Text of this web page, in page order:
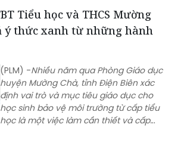
(PLM) -
Nhiều năm qua Phòng Giáo dục
định vai trò và mục tiêu giáo dục cho
học sinh bảo vệ môi trường từ cấp tiểu
học là một việc làm cần thiết và cấp
bách. Qua hoạt động giáo dục, hầu
hết các học sinh đều thể hiện
tình yêu thiên nhiên, hình thành một số